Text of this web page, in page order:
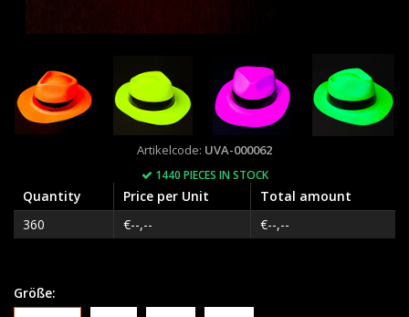
Artikelcode: UVA-000062
1440 PIECES IN STOCK
Quantity Price per Unit
Total amount
360
€--,-- €--,--
Größe: